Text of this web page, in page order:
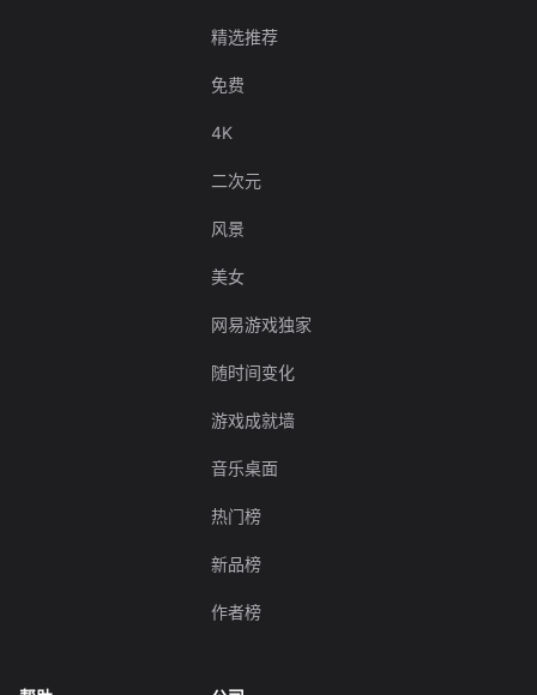
精选推荐
免费
4K
二次元
风景
美女
网易游戏独家
随时间变化
游戏成就墙
音乐桌面
热门榜
新品榜
作者榜